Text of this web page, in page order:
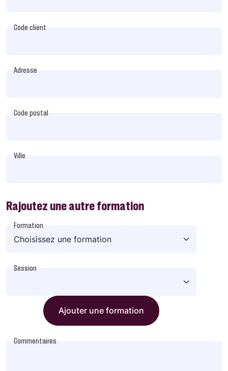
Code client
Adresse
Code postal
Ville
Rajoutez une autre formation
Formation
Session
Ajouter une formation
Commentaires